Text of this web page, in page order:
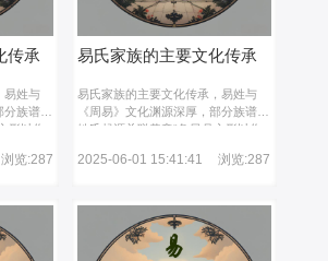
传承
易姓与
族谱将
形以作
易文化讲
街道
推动易
姓文化
浏览:287
易氏家族的主要文化传承
易氏家族的主要文化传承，易姓与
《周易》文化渊源深厚，部分族谱将
姓氏起源关联黄帝“象日月之形以作
统，如湖北恩施等地举办周易文化讲
国学讲座（如湖北恩施六角亭街道
的“周易智慧”沙龙）等形式，推动易
姓文化在青少年中的普及。易姓文化
2025-06-01 15:41:41 浏览:287